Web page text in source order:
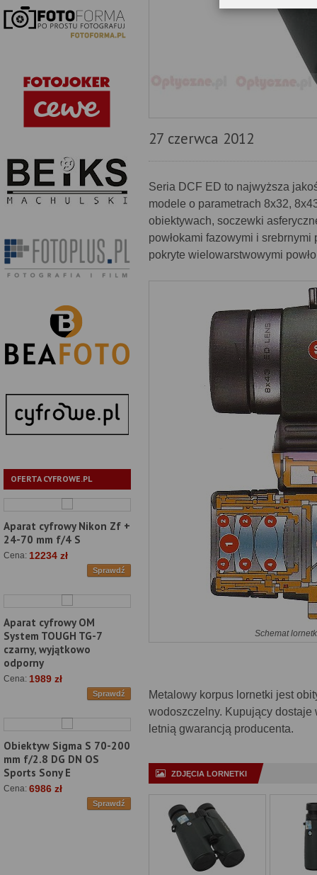
OFERTA CYFROWE.PL
Aparat cyfrowy Nikon Zf +
24-70 mm f/4 S
Cena: 12234 zł
Sprawdź
Aparat cyfrowy OM
System TOUGH TG-7
czarny, wyjątkowo
odporny
Cena: 1989 zł
Sprawdź
Obiektyw Sigma S 70-200
mm f/2.8 DG DN OS
Sports Sony E
Cena: 6986 zł
Sprawdź
27 czerwca 2012
Seria DCF ED to najwyższa
modele o parametrach 8x32,
obiektywach, soczewki
powłokami fazowymi i
pokryte wielowarstwowymi
Schemat
Metalowy korpus lornetki jest
wodoszczelny. Kupujący dostaje
letnią gwarancją producenta.
ZDJĘCIA LORNETKI